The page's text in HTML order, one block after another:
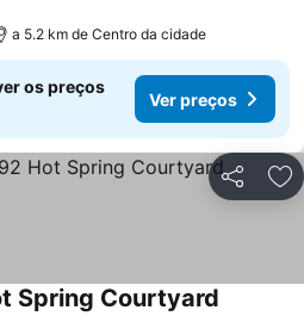
a 5.2 km de Centro da cidade
os preços
Ver preços
Partilhar
Spring Courtyard